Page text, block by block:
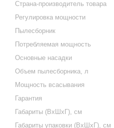
Страна-производитель товара
Регулировка мощности
Пылесборник
Потребляемая мощность
Основные насадки
Объем пылесборника, л
Мощность всасывания
Гарантия
Габариты (ВхШхГ), см
Габариты упаковки (ВхШхГ), см